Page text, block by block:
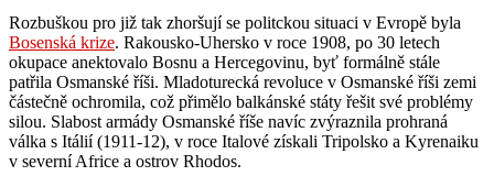
Rozbuškou pro již tak zhoršují se politckou situaci v Evropě byla
Bosenská krize. Rakousko-Uhersko v roce 1908, po 30 letech
okupace anektovalo Bosnu a Hercegovinu, byť formálně stále
patřila Osmanské říši. Mladoturecká revoluce v Osmanské říši zemi
částečně ochromila, což přimělo balkánské státy řešit své problémy
silou. Slabost armády Osmanské říše navíc zvýraznila prohraná
válka s Itálií (1911-12), v roce Italové získali Tripolsko a Kyrenaiku
v severní Africe a ostrov Rhodos.